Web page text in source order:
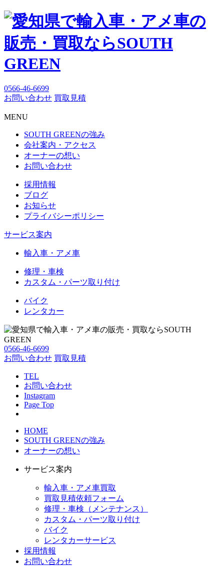
0566-46-6699
お問い合わせ 買取見積
MENU
SOUTH GREENの強み
会社案内・アクセス
オーナーの想い
お問い合わせ
採用情報
ブログ
お知らせ
プライバシーポリシー
サービス案内
輸入車・アメ車
修理・車検
カスタム・パーツ取り付け
バイク
レンタカー
0566-46-6699
お問い合わせ 買取見積
TEL
お問い合わせ
Instagram
Page Top
HOME
SOUTH GREENの強み
オーナーの想い
サービス案内
輸入車・アメ車買取
買取見積依頼フォーム
修理・車検（メンテナンス）
カスタム・パーツ取り付け
バイク
レンタカーサービス
採用情報
お問い合わせ